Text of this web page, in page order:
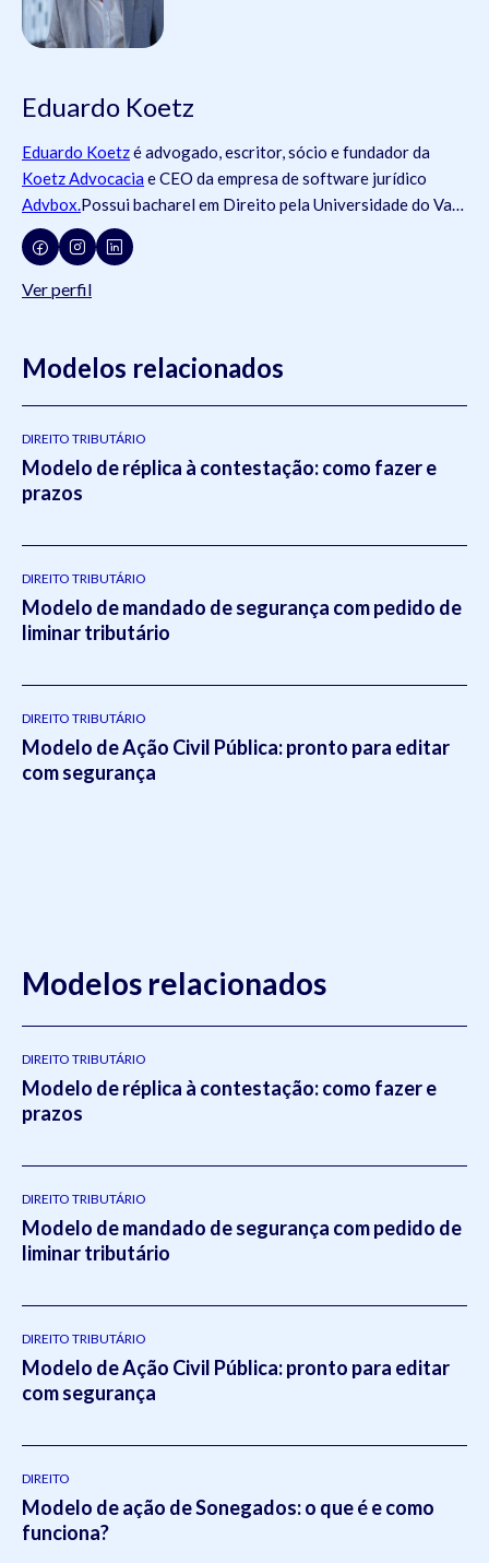
Eduardo Koetz
Eduardo Koetzé advogado, escritor, sócio e fundador da
Koetz Advocacia e CEO da empresa de software jurídico
Advbox.Possui bacharel em Direito pela Universidade do Vale
do Rio dos Sinos (
dos Advogados do Brasil
73.409, OAB/PR 72.951, OAB/SP 435.266, OAB/MG
Direito do Trabalho pelaUniversidade Federal do Rio Grande
2014).Atua como um dos principais gestores da Koetz
Advocacia, realizando a supervisão e liderança em todos os
setores do escritório.Em 2021, Eduardo publicou o livro
pela editoraViseu.
Ver perfil
Modelos relacionados
DIREITO TRIBUTÁRIO
Modelo de réplica à contestação: como fazer e
prazos
DIREITO TRIBUTÁRIO
Modelo de mandado de segurança com pedido de
liminar tributário
DIREITO TRIBUTÁRIO
Modelo de Ação Civil Pública: pronto para editar
com segurança
Modelos relacionados
DIREITO TRIBUTÁRIO
Modelo de réplica à contestação: como fazer e
prazos
DIREITO TRIBUTÁRIO
Modelo de mandado de segurança com pedido de
liminar tributário
DIREITO TRIBUTÁRIO
Modelo de Ação Civil Pública: pronto para editar
com segurança
DIREITO
Modelo de ação de Sonegados: o que é e como
funciona?